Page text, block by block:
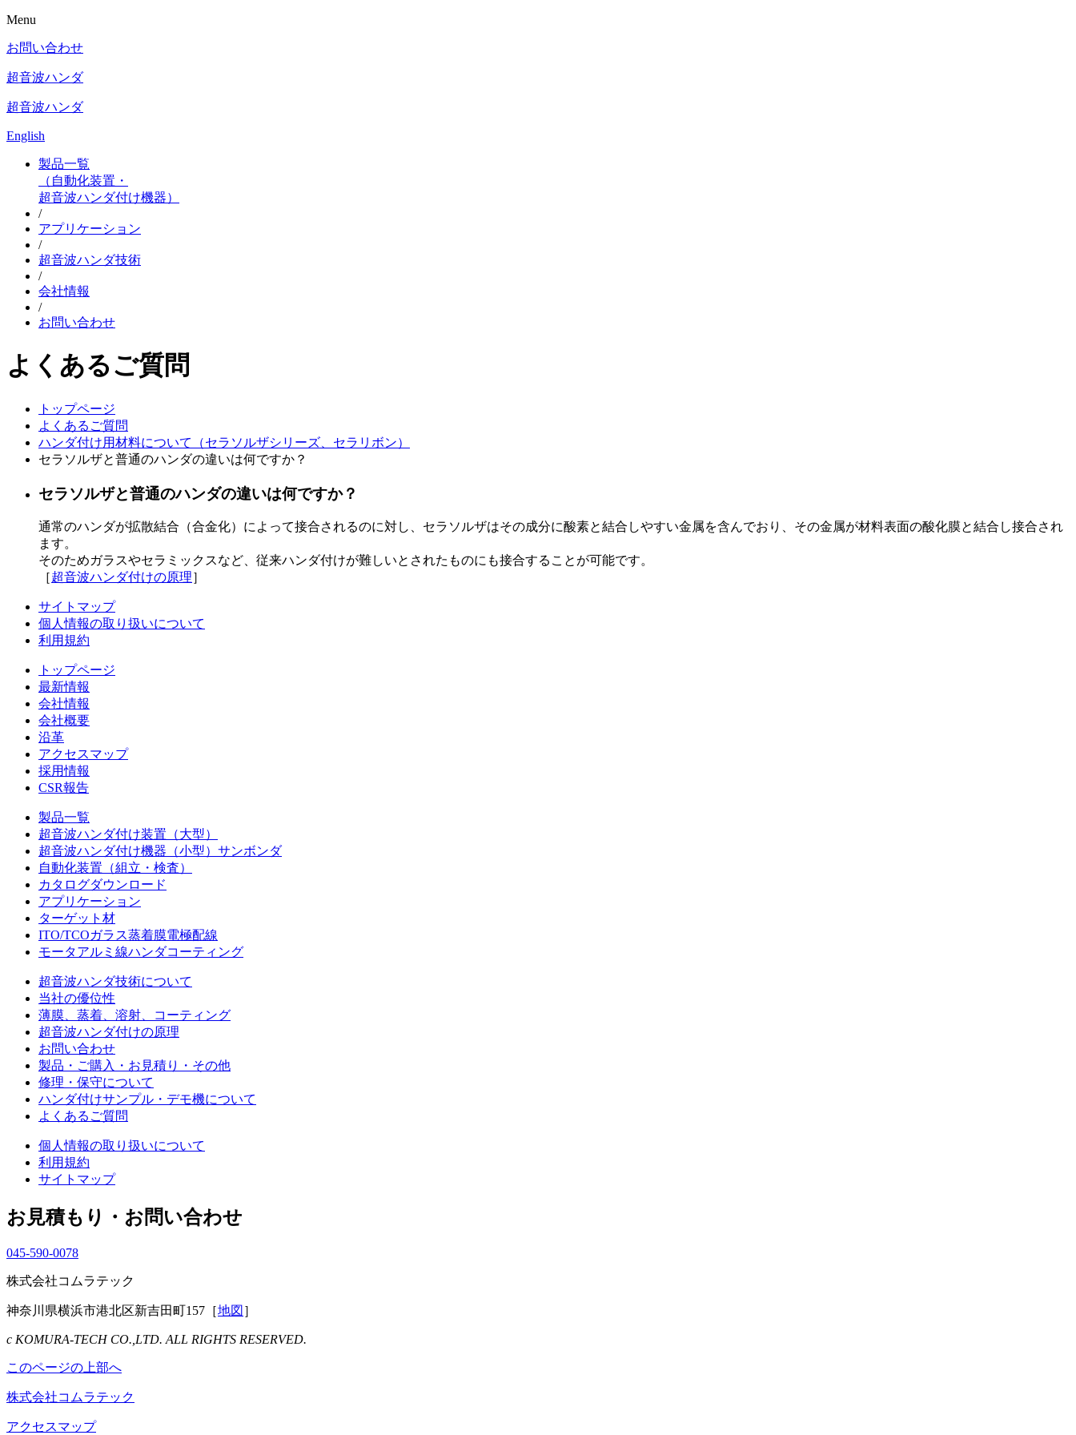
Menu
お問い合わせ
超音波ハンダ
超音波ハンダ
English
製品一覧
（自動化装置・
超音波ハンダ付け機器）
/
アプリケーション
/
超音波ハンダ技術
/
会社情報
/
お問い合わせ
よくあるご質問
トップページ
よくあるご質問
ハンダ付け用材料について（セラソルザシリーズ、セラリボン）
セラソルザと普通のハンダの違いは何ですか？
セラソルザと普通のハンダの違いは何ですか？
通常のハンダが拡散結合（合金化）によって接合されるのに対し、セラソルザはその成分に酸素と結合しやすい金属を含んでおり、その金属が材料表面の酸化膜と結合し接合され
ます。
そのためガラスやセラミックスなど、従来ハンダ付けが難しいとされたものにも接合することが可能です。
［超音波ハンダ付けの原理］
サイトマップ
個人情報の取り扱いについて
利用規約
トップページ
最新情報
会社情報
会社概要
沿革
アクセスマップ
採用情報
CSR報告
製品一覧
超音波ハンダ付け装置（大型）
超音波ハンダ付け機器（小型）サンボンダ
自動化装置（組立・検査）
カタログダウンロード
アプリケーション
ターゲット材
ITO/TCOガラス蒸着膜電極配線
モータアルミ線ハンダコーティング
超音波ハンダ技術について
当社の優位性
薄膜、蒸着、溶射、コーティング
超音波ハンダ付けの原理
お問い合わせ
製品・ご購入・お見積り・その他
修理・保守について
ハンダ付けサンプル・デモ機について
よくあるご質問
個人情報の取り扱いについて
利用規約
サイトマップ
お見積もり・お問い合わせ
045-590-0078
株式会社コムラテック
神奈川県横浜市港北区新吉田町157［地図 ］
c KOMURA-TECH CO.,LTD. ALL RIGHTS RESERVED.
このページの上部へ
株式会社コムラテック
アクセスマップ